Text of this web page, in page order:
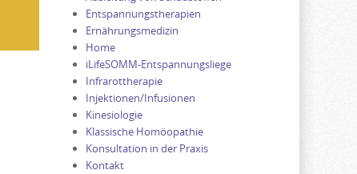
Entspannungstherapien
Ernährungsmedizin
Home
iLifeSOMM-Entspannungsliege
Infrarottherapie
Injektionen/Infusionen
Kinesiologie
Klassische Homöopathie
Konsultation in der Praxis
Kontakt